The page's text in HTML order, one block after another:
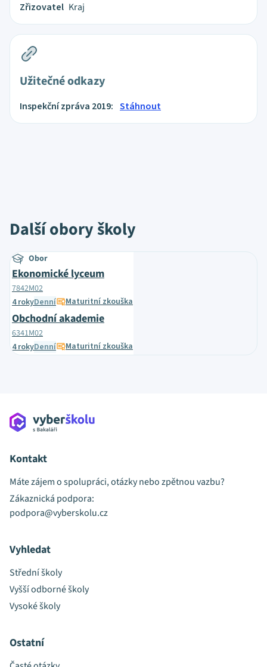
Zřizovatel Kraj
Užitečné odkazy
Inspekční zpráva 2019: Stáhnout
Další obory školy
Obor
Ekonomické lyceum
7842M02
4 rokyDenní Maturitní zkouška
Obchodní akademie
6341M02
4 rokyDenní Maturitní zkouška
Kontakt
Máte zájem o spolupráci, otázky nebo zpětnou vazbu?
Zákaznická podpora:
podpora@vyberskolu.cz
Vyhledat
Střední školy
Vyšší odborné školy
Vysoké školy
Ostatní